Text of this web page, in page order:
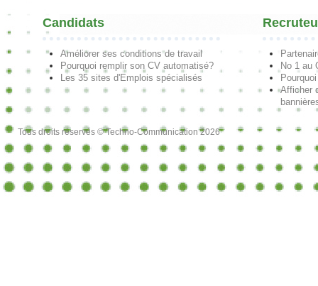
Candidats
Améliorer ses conditions de travail
Pourquoi remplir son CV automatisé?
Les 35 sites d'Emplois spécialisés
No 1 au
Afficher
Tous droits réservés © Techno-Communication 2026